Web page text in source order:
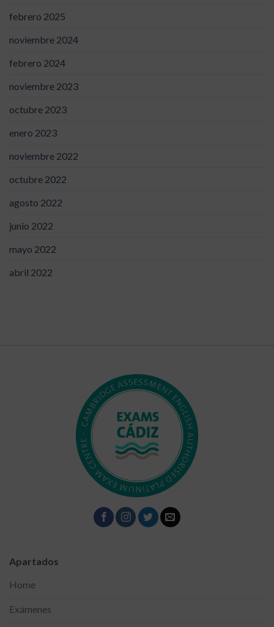
febrero 2025
noviembre 2024
febrero 2024
noviembre 2023
octubre 2023
enero 2023
noviembre 2022
octubre 2022
agosto 2022
junio 2022
mayo 2022
abril 2022
Apartados
Home
Exámenes